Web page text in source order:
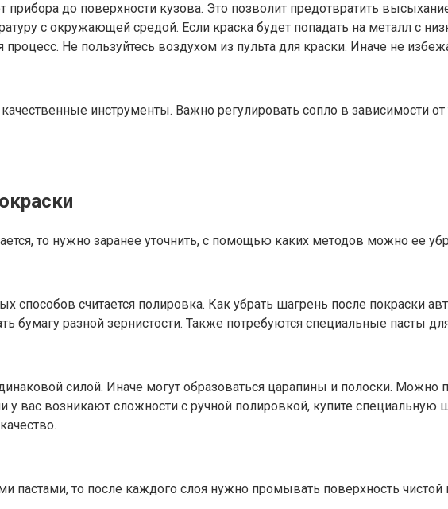
прибора до поверхности кузова. Это позволит предотвратить
с окружающей средой. Если краска будет попадать на металл с
Не пользуйтесь воздухом из пульта для краски. Иначе не
инструменты. Важно регулировать сопло в зависимости
то нужно заранее уточнить, с помощью каких методов можно ее
считается полировка. Как убрать шагрень после покраски
бумагу разной зернистости. Также потребуются специальные пасты
силой. Иначе могут образоваться царапины и полоски. Можно
у вас возникают сложности с ручной полировкой, купите
пастами, то после каждого слоя нужно промывать поверхность чистой